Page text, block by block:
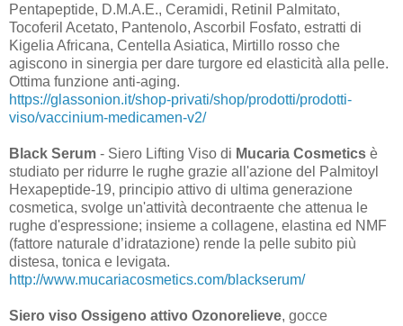
Pentapeptide, D.M.A.E., Ceramidi, Retinil Palmitato,
Tocoferil Acetato, Pantenolo, Ascorbil Fosfato, estratti di
Kigelia Africana, Centella Asiatica, Mirtillo rosso che
agiscono in sinergia per dare turgore ed elasticità alla pelle.
Ottima funzione anti-aging.
https://glassonion.it/shop-privati/shop/prodotti/prodotti-
viso/vaccinium-medicamen-v2/
Black Serum - Siero Lifting Viso di Mucaria Cosmetics è
studiato per ridurre le rughe grazie all'azione del Palmitoyl
Hexapeptide-19, principio attivo di ultima generazione
cosmetica, svolge un'attività decontraente che attenua le
rughe d'espressione; insieme a collagene, elastina ed NMF
(fattore naturale d’idratazione) rende la pelle subito più
distesa, tonica e levigata.
http://www.mucariacosmetics.com/blackserum/
Siero viso Ossigeno attivo Ozonorelieve, gocce